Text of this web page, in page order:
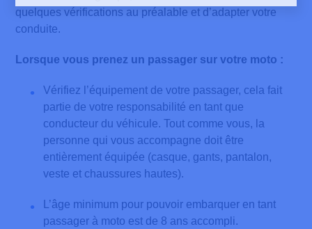
quelques vérifications au préalable et d’adapter votre
conduite.
Lorsque vous prenez un passager sur votre moto :
Vérifiez l’équipement de votre passager, cela fait
partie de votre responsabilité en tant que
conducteur du véhicule. Tout comme vous, la
personne qui vous accompagne doit être
entièrement équipée (casque, gants, pantalon,
veste et chaussures hautes).
L’âge minimum pour pouvoir embarquer en tant
passager à moto est de 8 ans accompli.